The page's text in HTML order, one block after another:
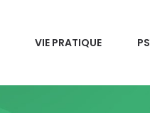
VIE PRATIQUE